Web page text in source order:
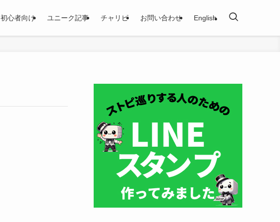
初心者向け ユニーク記事 チャリピ お問い合わせ English